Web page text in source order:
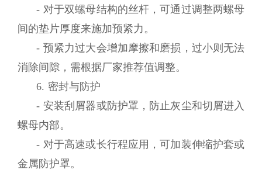
- 对于双螺母结构的丝杆，可通过调整两螺母
间的垫片厚度来施加预紧力。
- 预紧力过大会增加摩擦和磨损，过小则无法
消除间隙，需根据厂家推荐值调整。
6. 密封与防护
- 安装刮屑器或防护罩，防止灰尘和切屑进入
螺母内部。
- 对于高速或长行程应用，可加装伸缩护套或
金属防护罩。